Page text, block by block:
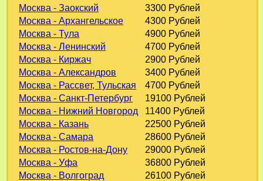
Москва - Заокский
3300 Рублей
Москва - Архангельское
4300 Рублей
Москва - Тула
4900 Рублей
Москва - Ленинский
4700 Рублей
Москва - Киржач
2900 Рублей
Москва - Александров
3400 Рублей
Москва - Рассвет, Тульская
4700 Рублей
Москва - Санкт-Петербург
19100 Рублей
Москва - Нижний Новгород
11400 Рублей
Москва - Казань
22500 Рублей
Москва - Самара
28600 Рублей
Москва - Ростов-на-Дону
29000 Рублей
Москва - Уфа
36800 Рублей
Москва - Волгоград
26100 Рублей